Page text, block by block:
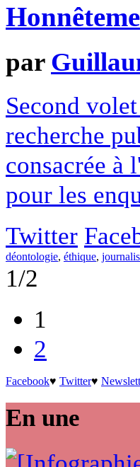
par
Second
recherche
consacrée à
pour les
Twitter
déontologie, éthique,
1/2
1
2
Facebook♥ Twitter♥
En une